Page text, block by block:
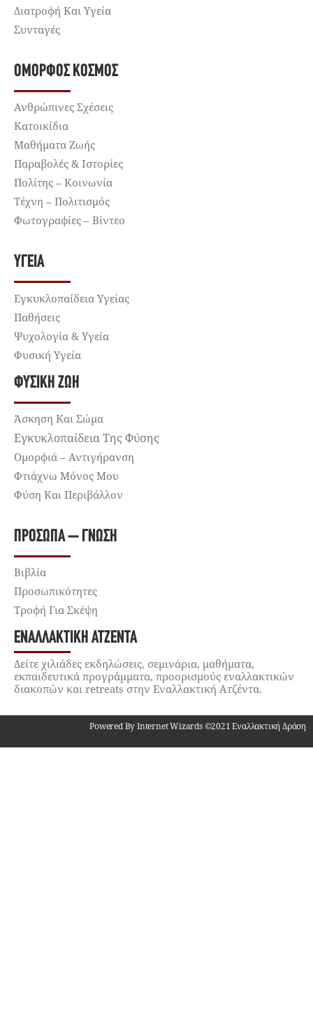
Διατροφή Και Υγεία
Συνταγές
ΌΜΟΡΦΟΣ ΚΌΣΜΟΣ
Ανθρώπινες Σχέσεις
Κατοικίδια
Μαθήματα Ζωής
Παραβολές & Ιστορίες
Πολίτης – Κοινωνία
Τέχνη – Πολιτισμός
Φωτογραφίες – Βίντεο
ΥΓΕΊΑ
Εγκυκλοπαίδεια Υγείας
Παθήσεις
Ψυχολογία & Υγεία
Φυσική Υγεία
ΦΥΣΙΚΉ ΖΩΉ
Άσκηση Και Σώμα
Εγκυκλοπαίδεια Της Φύσης
Ομορφιά – Αντιγήρανση
Φτιάχνω Μόνος Μου
Φύση Και Περιβάλλον
ΠΡΌΣΩΠΑ – ΓΝΏΣΗ
Βιβλία
Προσωπικότητες
Τροφή Για Σκέψη
ΕΝΑΛΛΑΚΤΙΚΉ ΑΤΖΈΝΤΑ
Δείτε χιλιάδες εκδηλώσεις, σεμινάρια, μαθήματα,
εκπαιδευτικά προγράμματα, προορισμούς εναλλακτικών
διακοπών και retreats στην Εναλλακτική Ατζέντα.
Powered By Internet Wizards ©2021 Εναλλακτική Δράση